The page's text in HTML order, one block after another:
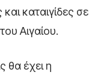
καταιγίδες σε
Αιγαίου.
θα έχει η